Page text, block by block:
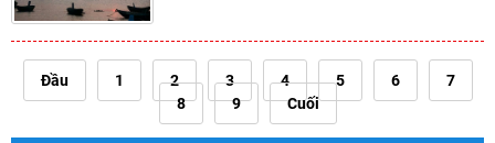
Đầu 1 2 3 4 5 6
7
8
9 Cuối